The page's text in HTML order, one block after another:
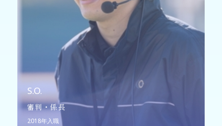
S.O.
審判・係長
2018年入職